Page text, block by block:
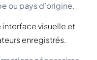
ou pays d’origine.
interface visuelle et
enregistrés.